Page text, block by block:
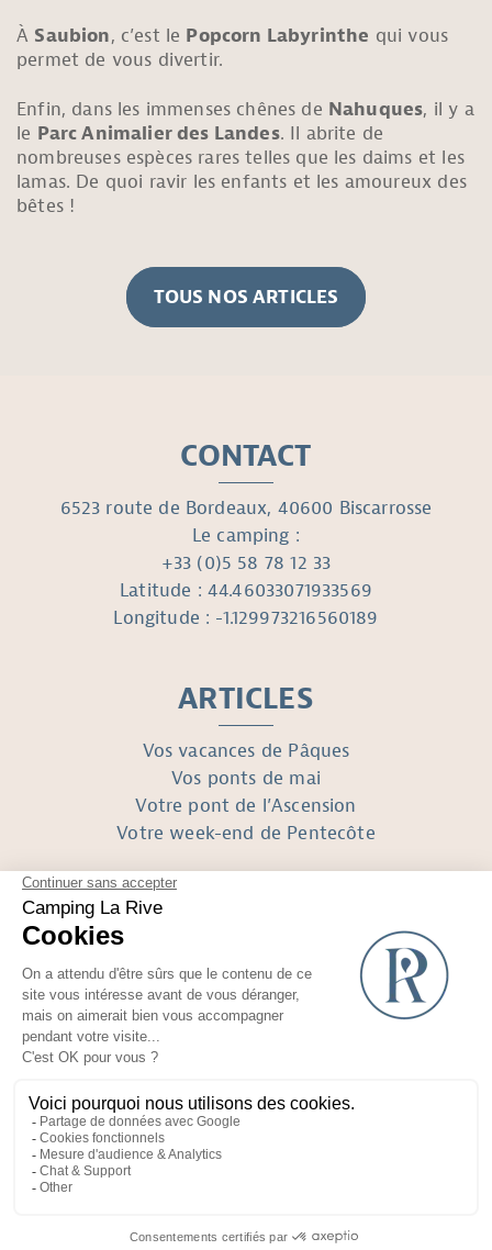
À Saubion, c’est le Popcorn Labyrinthe qui vous
permet de vous divertir.
Enfin, dans les immenses chênes de Nahuques, il y a
le Parc Animalier des Landes. Il abrite de
nombreuses espèces rares telles que les daims et les
lamas. De quoi ravir les enfants et les amoureux des
bêtes !
TOUS NOS ARTICLES
CONTACT
6523 route de Bordeaux, 40600 Biscarrosse
Le camping :
+33 (0)5 58 78 12 33
Latitude : 44.46033071933569
Longitude : -1.129973216560189
ARTICLES
Vos vacances de Pâques
Vos ponts de mai
Votre pont de l’Ascension
Votre week-end de Pentecôte
SUIVEZ-NOUS
Réalisé avec
par Horizon Marketing
Photos et plans non contractuels
CGV